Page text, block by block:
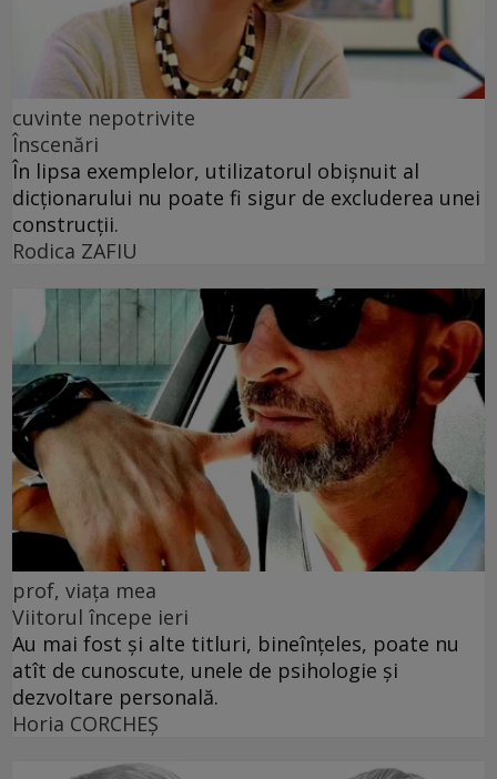
cuvinte nepotrivite
Înscenări
În lipsa exemplelor, utilizatorul obișnuit al
dicționarului nu poate fi sigur de excluderea unei
construcții.
Rodica ZAFIU
prof, viața mea
Viitorul începe ieri
Au mai fost și alte titluri, bineînțeles, poate nu
atît de cunoscute, unele de psihologie și
dezvoltare personală.
Horia CORCHEŞ